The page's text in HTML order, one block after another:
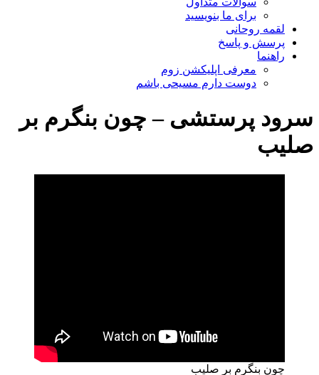
برای ما بنویسید
لقمه روحانی
پرسش و پاسخ
راهنما
معرفی اپلیکشن زوم
دوست دارم مسیحی باشم
سرود پرستشی – چون بنگرم بر
صلیب
چون بنگرم بر صلیب